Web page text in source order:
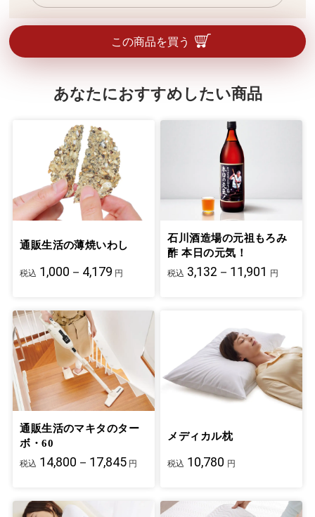
この商品を買う
あなたにおすすめしたい商品
通販生活の薄焼いわし
税込 1,000－4,179 円
石川酒造場の元祖もろみ
酢 本日の元気！
税込 3,132－11,901 円
通販生活のマキタのター
ボ・60
税込 14,800－17,845 円
メディカル枕
税込 10,780 円